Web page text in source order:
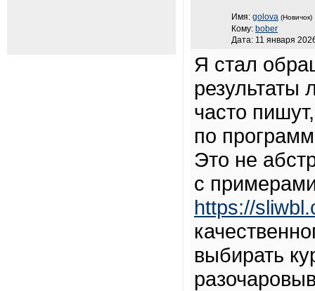
Имя: golova (Новичок)
Кому: bober
Дата: 11 января
Я стал
результаты
часто
по
Это не
с
https://
выбирать